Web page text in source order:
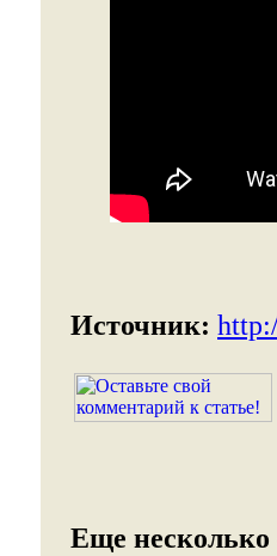
Источник:
Еще несколько